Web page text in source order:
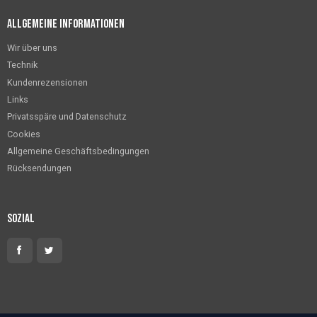
Allgemeine Informationen
Wir über uns
Technik
Kundenrezensionen
Links
Privatsspäre und Datenschutz
Cookies
Allgemeine Geschäftsbedingungen
Rücksendungen
Sozial